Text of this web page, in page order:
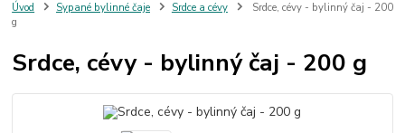
Úvod Sypané bylinné čaje Srdce a cévy
Srdce, cévy - bylinný čaj - 200
g
Srdce, cévy - bylinný čaj - 200 g